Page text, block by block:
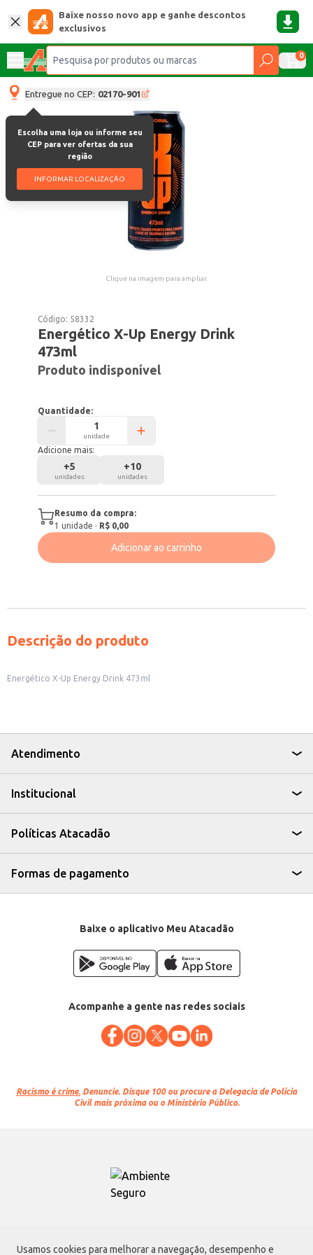
Usamos cookies para melhorar a navegação, desempenho e
Baixe nosso novo app e ganhe descontos
exclusivos
0
Entregue no CEP: 02170-901
Escolha uma loja ou informe seu
CEP para ver ofertas da sua
região
INFORMAR LOCALIZAÇÃO
Clique na imagem para ampliar.
Código: 58332
Energético X-Up Energy Drink
473ml
Produto indisponível
Quantidade:
unidade
Adicione mais:
+5
unidades
+10
unidades
Resumo da compra:
1 unidade · R$ 0,00
Adicionar ao carrinho
Descrição do produto
Energético X-Up Energy Drink 473ml
Atendimento
Institucional
Políticas Atacadão
Formas de pagamento
Baixe o aplicativo Meu Atacadão
Acompanhe a gente nas redes sociais
Racismo é crime. Denuncie. Disque 100 ou procure a Delegacia de Polícia
Civil mais próxima ou o Ministério Público.
Atacadão S.A.